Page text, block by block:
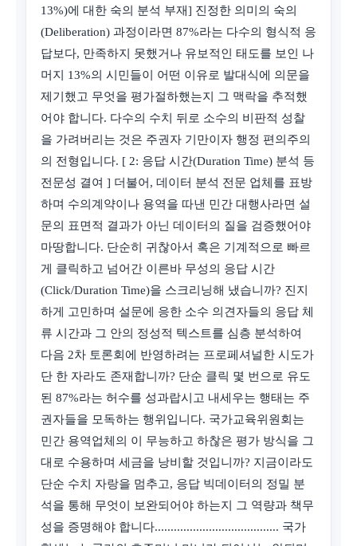
13%)에 대한 숙의 분석 부재] 진정한 의미의 숙의
(Deliberation) 과정이라면 87%라는 다수의 형식적 응
답보다, 만족하지 못했거나 유보적인 태도를 보인 나
머지 13%의 시민들이 어떤 이유로 발대식에 의문을
제기했고 무엇을 평가절하했는지 그 맥락을 추적했
어야 합니다. 다수의 수치 뒤로 소수의 비판적 성찰
을 가려버리는 것은 주권자 기만이자 행정 편의주의
의 전형입니다. [ 2: 응답 시간(Duration Time) 분석 등
전문성 결여 ] 더불어, 데이터 분석 전문 업체를 표방
하며 수의계약이나 용역을 따낸 민간 대행사라면 설
문의 표면적 결과가 아닌 데이터의 질을 검증했어야
마땅합니다. 단순히 귀찮아서 혹은 기계적으로 빠르
게 클릭하고 넘어간 이른바 무성의 응답 시간
(Click/Duration Time)을 스크리닝해 냈습니까? 진지
하게 고민하며 설문에 응한 소수 의견자들의 응답 체
류 시간과 그 안의 정성적 텍스트를 심층 분석하여
다음 2차 토론회에 반영하려는 프로페셔널한 시도가
단 한 자라도 존재합니까? 단순 클릭 몇 번으로 유도
된 87%라는 허수를 성과랍시고 내세우는 행태는 주
권자들을 모독하는 행위입니다. 국가교육위원회는
민간 용역업체의 이 무능하고 하찮은 평가 방식을 그
대로 수용하며 세금을 낭비할 것입니까? 지금이라도
단순 수치 자랑을 멈추고, 응답 빅데이터의 정밀 분
석을 통해 무엇이 보완되어야 하는지 그 역량과 책무
성을 증명해야 합니다....................................... 국가